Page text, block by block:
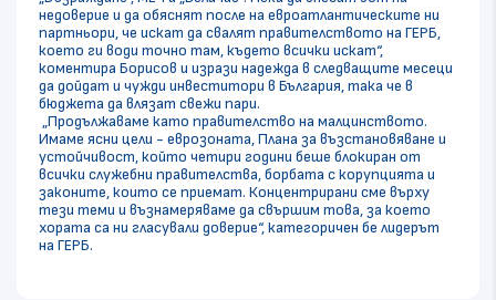
недоверие и да обяснят после на евроатлантическите ни
партньори, че искат да свалят правителството на ГЕРБ,
което ги води точно там, където всички искат“,
коментира Борисов и изрази надежда в следващите месеци
да дойдат и чужди инвеститори в България, така че в
бюджета да влязат свежи пари.
„Продължаваме като правителство на малцинството.
Имаме ясни цели - еврозоната, Плана за възстановяване и
устойчивост, който четири години беше блокиран от
всички служебни правителства, борбата с корупцията и
законите, които се приемат. Концентрирани сме върху
тези теми и възнамеряваме да свършим това, за което
хората са ни гласували доверие“, категоричен бе лидерът
на ГЕРБ.